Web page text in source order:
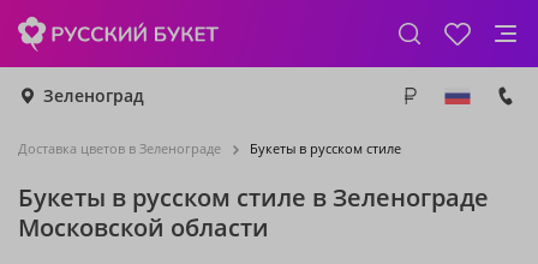
Зеленоград
Доставка цветов в Зеленограде Букеты в русском стиле
Букеты в русском стиле в Зеленограде
Московской области